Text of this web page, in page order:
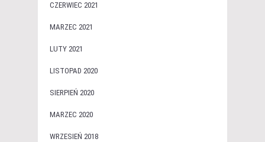
CZERWIEC 2021
MARZEC 2021
LUTY 2021
LISTOPAD 2020
SIERPIEŃ 2020
MARZEC 2020
WRZESIEŃ 2018